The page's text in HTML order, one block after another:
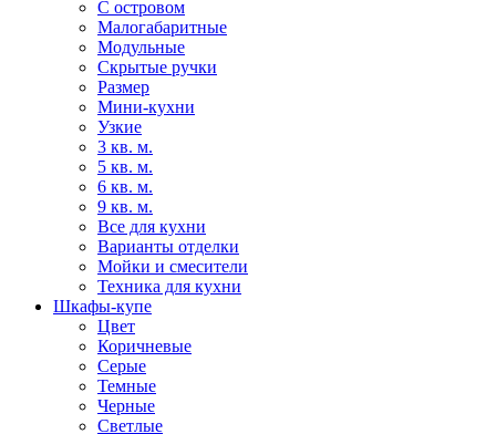
С островом
Малогабаритные
Модульные
Скрытые ручки
Размер
Мини-кухни
Узкие
3 кв. м.
5 кв. м.
6 кв. м.
9 кв. м.
Все для кухни
Варианты отделки
Мойки и смесители
Техника для кухни
Шкафы-купе
Цвет
Коричневые
Серые
Темные
Черные
Светлые